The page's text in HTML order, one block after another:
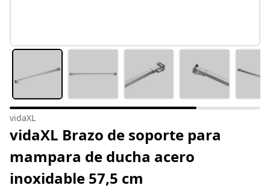
vidaXL
vidaXL Brazo de soporte para
mampara de ducha acero
inoxidable 57,5 cm